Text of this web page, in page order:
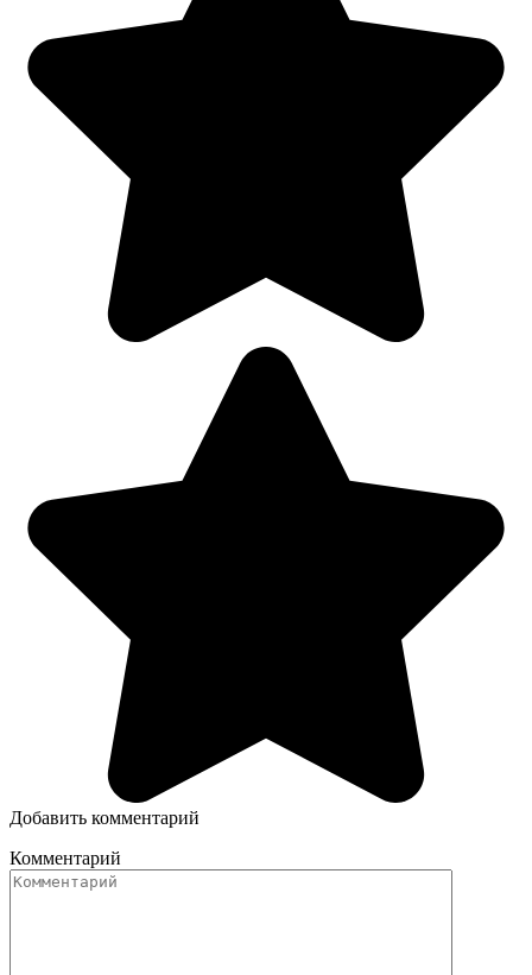
Добавить комментарий
Комментарий